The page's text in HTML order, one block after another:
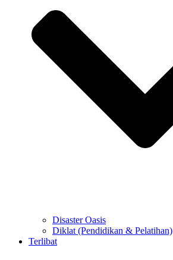
Disaster Oasis
Diklat (Pendidikan & Pelatihan)
Terlibat